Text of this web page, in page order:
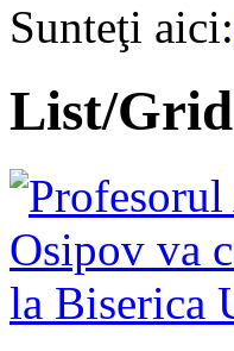
Sunteţi aici:
List/Grid